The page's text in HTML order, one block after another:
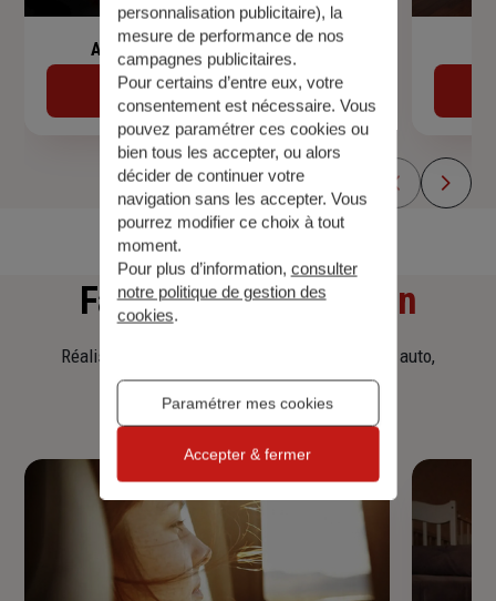
Assurance de prêt immobilier
Découvrir
Faitesune simulation
Réalisez une simulation tarifaire d'assurance, auto,
habitation, prêt immobilier.
personnalisation publicitaire), la
mesure de performance de nos
campagnes publicitaires.
Pour certains d’entre eux, votre
consentement est nécessaire. Vous
pouvez paramétrer ces cookies ou
bien tous les accepter, ou alors
décider de continuer votre
navigation sans les accepter. Vous
pourrez modifier ce choix à tout
moment.
Pour plus d’information, consulter
notre politique de gestion des
cookies.
Paramétrer mes cookies
Accepter & fermer